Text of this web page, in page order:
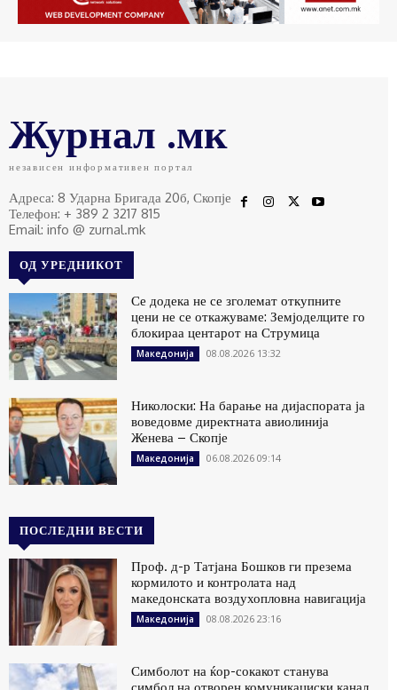
Журнал .мк
независен информативен портал
Адреса: 8 Ударна Бригада 20б, Скопје
Телефон: + 389 2 3217 815
Email: info @ zurnal.mk
ОД УРЕДНИКОТ
Се додека не се зголемат откупните
цени не се откажуваме: Земјоделците го
блокираа центарот на Струмица
Македонија 08.08.2026 13:32
Николоски: На барање на дијаспората ја
воведовме директната авиолинија
Женева – Скопје
Македонија 06.08.2026 09:14
ПОСЛЕДНИ ВЕСТИ
Проф. д-р Татјана Бошков ги презема
кормилото и контролата над
македонската воздухопловна навигација
Македонија 08.08.2026 23:16
Симболот на ќор-сокакот станува